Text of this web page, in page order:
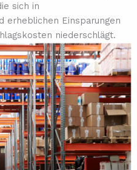
sich in
erheblichen Einsparungen
niederschlägt.